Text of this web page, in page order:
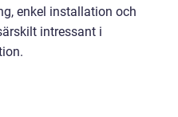
enkel installation och
intressant i